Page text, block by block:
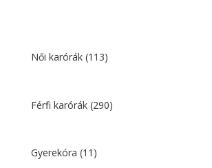
335 Ft.
Női karórák (113)
Férfi karórák (290)
Gyerekóra (11)